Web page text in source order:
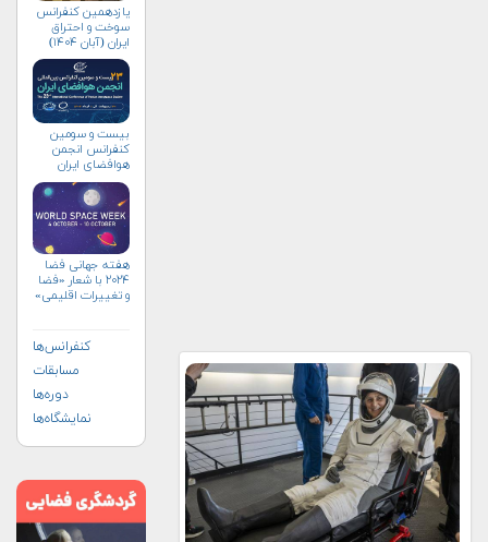
یازدهمین کنفرانس
سوخت و احتراق
ایران (آبان‌ ۱۴۰۴)
بیست و سومین
کنفرانس انجمن
هوافضای ايران
هفته جهانی فضا
۲۰۲۴ با شعار «فضا
و تغییرات اقلیمی»
کنفرانس‌ها
مسابقات
دوره‌ها
نمایشگاه‌ها